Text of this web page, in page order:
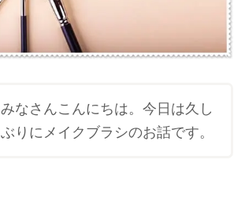
みなさんこんにちは。今日は久し
ぶりにメイクブラシのお話です。